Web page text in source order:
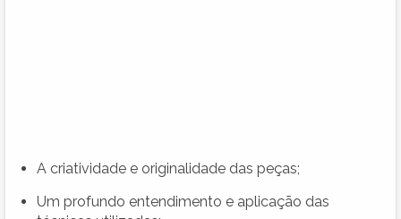
A criatividade e originalidade das peças;
Um profundo entendimento e aplicação das